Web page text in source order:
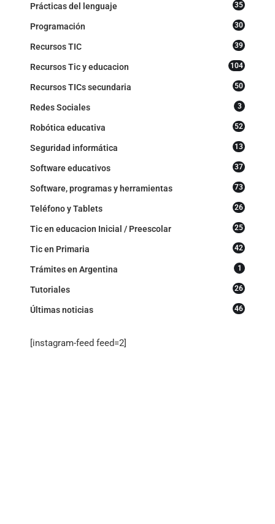
Prácticas del lenguaje 35
Programación 30
Recursos TIC 39
Recursos Tic y educacion 104
Recursos TICs secundaria 50
Redes Sociales 3
Robótica educativa 52
Seguridad informática 13
Software educativos 37
Software, programas y herramientas 73
Teléfono y Tablets 26
Tic en educacion Inicial / Preescolar 25
Tic en Primaria 42
Trámites en Argentina 1
Tutoriales 26
Últimas noticias 46
[instagram-feed feed=2]